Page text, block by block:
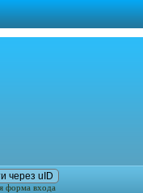
через uID
форма входа